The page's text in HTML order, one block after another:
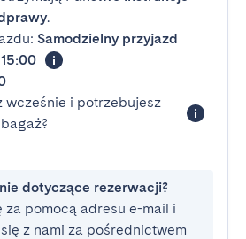
.
Samodzielny przyjazd
wcześnie i potrzebujesz
dotyczące rezerwacji?
za pomocą adresu e-mail i
z nami za pośrednictwem